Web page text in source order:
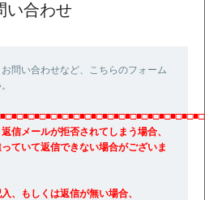
い合わせ
問い合わせなど、こちらのフォーム
信メールが拒否されてしまう場合、
ていて返信できない場合がございま
、もしくは返信が無い場合、